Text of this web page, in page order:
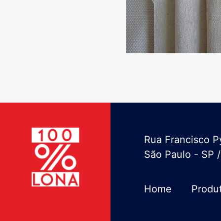
Rua Francisco
São Paulo - SP
Home